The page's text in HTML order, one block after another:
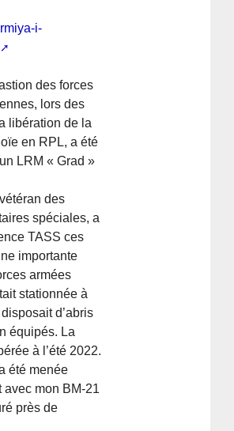
i-
des forces
lors des
libération de la
en RPL, a été
LRM « Grad »
des
spéciales, a
TASS ces
importante
armées
stationnée à
d’abris
équipés. La
à l’été 2022.
été menée
avec mon BM-21
près de